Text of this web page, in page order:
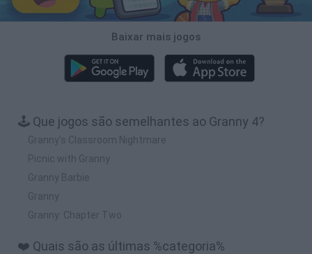
Baixar mais jogos
🕹️ Que jogos são semelhantes ao Granny 4?
Granny's Classroom Nightmare
Picnic with Granny
Granny Barbie
Granny
Granny: Chapter Two
❤️ Quais são as últimas %categoria%